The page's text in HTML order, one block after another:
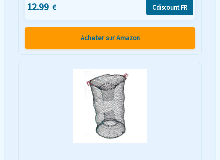
12.99 € Cdiscount FR
Acheter sur Amazon